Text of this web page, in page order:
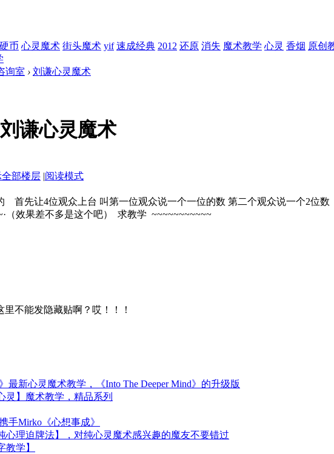
硬币 心灵魔术 街头魔术 yif 速成经典 2012 还原 消失 魔术教学 心灵 香烟 原创
询室 › 刘谦心灵魔术
刘谦心灵魔术
全部楼层 |阅读模式
首先让4位观众上台 叫第一位观众说一个一位的数 第二个观众说一个2位
（效果差不多是这个吧） 求教学 ~~~~~~~~~~~
不能发隐藏贴啊？哎！！！
》最新心灵魔术教学，《Into The Deeper Mind》的升级版
灵】魔术教学，精品系列
手Mirko《心想事成》
心理迫牌法】，对纯心灵魔术感兴趣的魔友不要错过
学】